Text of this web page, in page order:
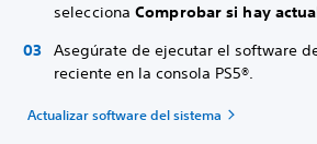
seleccionaComprobar si hay
Asegúrate de ejecutar el software
reciente en la consola PS5®.
Actualizar software del sistema